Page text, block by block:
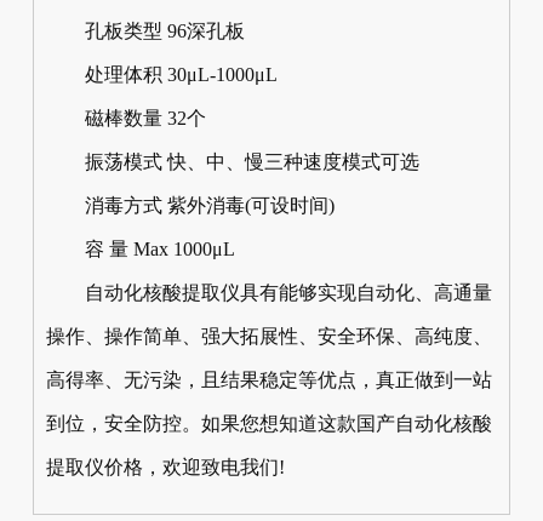
孔板类型 96深孔板
处理体积 30μL-1000μL
磁棒数量 32个
振荡模式 快、中、慢三种速度模式可选
消毒方式 紫外消毒(可设时间)
容 量 Max 1000μL
自动化核酸提取仪具有能够实现自动化、高通量
操作、操作简单、强大拓展性、安全环保、高纯度、
高得率、无污染，且结果稳定等优点，真正做到一站
到位，安全防控。如果您想知道这款国产自动化核酸
提取仪价格，欢迎致电我们!